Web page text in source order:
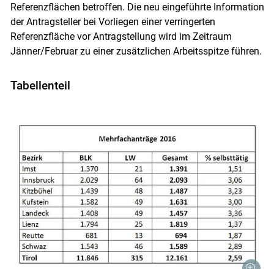
Referenzflächen betroffen. Die neu eingeführte Information
der Antragsteller bei Vorliegen einer verringerten
Referenzfläche vor Antragstellung wird im Zeitraum
Jänner/Februar zu einer zusätzlichen Arbeitsspitze führen.
Tabellenteil